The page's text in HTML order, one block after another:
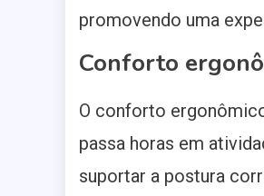
promovendo uma
Conforto
O conforto
passa horas em
suportar a postura